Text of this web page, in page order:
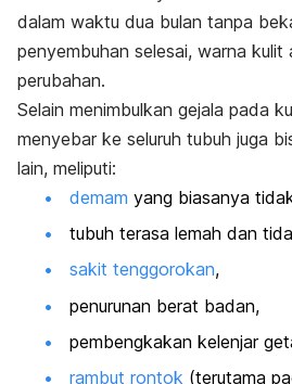
dalam waktu dua bulan tanpa
penyembuhan selesai, warna kulit
perubahan.
Selain menimbulkan gejala pada
menyebar ke seluruh tubuh juga
lain, meliputi:
demam yang biasanya
tubuh terasa lemah dan
sakit tenggorokan,
penurunan berat badan,
pembengkakan kelenjar
rambut rontok (terutama